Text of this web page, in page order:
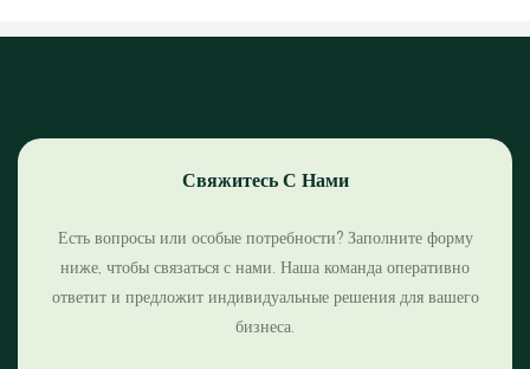
Свяжитесь С Нами
Есть вопросы или особые потребности? Заполните форму
ниже, чтобы связаться с нами. Наша команда оперативно
ответит и предложит индивидуальные решения для вашего
бизнеса.